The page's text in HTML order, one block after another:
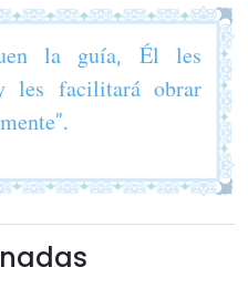
la guía, Él les
les facilitará obrar